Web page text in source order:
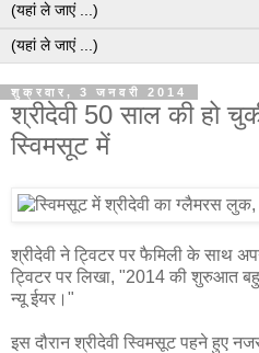
शुक्रवार, 3 जनवरी 2014
श्रीदेवी 50 साल की हो
स्विमसूट में
श्रीदेवी ने ट्विटर पर फैमिली के साथ
ट्विटर पर लिखा, "2014 की शुरुआत
न्यू ईयर।"
इस दौरान श्रीदेवी स्विमसूट पहने हुए